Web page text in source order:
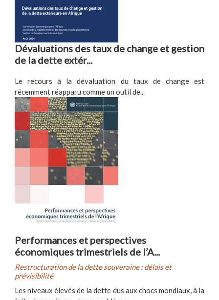
Dévaluations des taux de change et gestion
de la dette extér...
Le recours à la dévaluation du taux de change est
récemment réapparu comme un outil de...
Performances et perspectives
économiques trimestriels de l’A...
Restructuration de la dette souveraine : délais et
prévisibilité
Les niveaux élevés de la dette dus aux chocs mondiaux, à la